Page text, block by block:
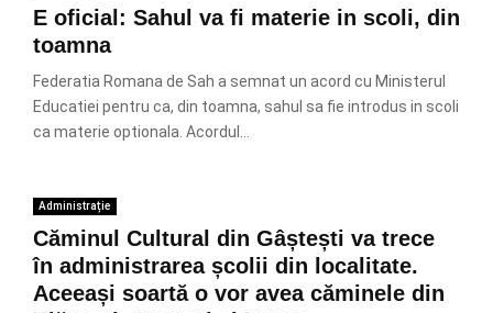
E oficial: Sahul va fi materie in scoli, din
toamna
Federatia Romana de Sah a semnat un acord cu Ministerul
Educatiei pentru ca, din toamna, sahul sa fie introdus in scoli
ca materie optionala. Acordul...
Administrație
Căminul Cultural din Gâștești va trece
în administrarea școlii din localitate.
Aceeași soartă o vor avea căminele din